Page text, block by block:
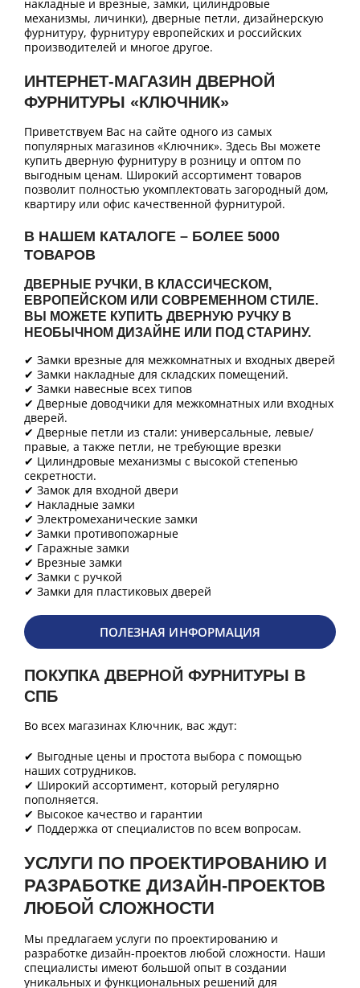
накладные и врезные, замки, цилиндровые
механизмы, личинки), дверные петли, дизайнерскую
фурнитуру, фурнитуру европейских и российских
производителей и многое другое.
ИНТЕРНЕТ-МАГАЗИН ДВЕРНОЙ
ФУРНИТУРЫ «КЛЮЧНИК»
Приветствуем Вас на сайте одного из самых
популярных магазинов «Ключник». Здесь Вы можете
купить дверную фурнитуру в розницу и оптом по
выгодным ценам. Широкий ассортимент товаров
позволит полностью укомплектовать загородный дом,
квартиру или офис качественной фурнитурой.
В НАШЕМ КАТАЛОГЕ – БОЛЕЕ 5000
ТОВАРОВ
ДВЕРНЫЕ РУЧКИ, В КЛАССИЧЕСКОМ,
ЕВРОПЕЙСКОМ ИЛИ СОВРЕМЕННОМ СТИЛЕ.
ВЫ МОЖЕТЕ КУПИТЬ ДВЕРНУЮ РУЧКУ В
НЕОБЫЧНОМ ДИЗАЙНЕ ИЛИ ПОД СТАРИНУ.
✔ Замки врезные для межкомнатных и входных дверей
✔ Замки накладные для складских помещений.
✔ Замки навесные всех типов
✔ Дверные доводчики для межкомнатных или входных
дверей.
✔ Дверные петли из стали: универсальные, левые/
правые, а также петли, не требующие врезки
✔ Цилиндровые механизмы с высокой степенью
секретности.
✔ Замок для входной двери
✔ Накладные замки
✔ Электромеханические замки
✔ Замки противопожарные
✔ Гаражные замки
✔ Врезные замки
✔ Замки с ручкой
✔ Замки для пластиковых дверей
ПОЛЕЗНАЯ ИНФОРМАЦИЯ
ПОКУПКА ДВЕРНОЙ ФУРНИТУРЫ В
СПБ
Во всех магазинах Ключник, вас ждут:
✔ Выгодные цены и простота выбора с помощью
наших сотрудников.
✔ Широкий ассортимент, который регулярно
пополняется.
✔ Высокое качество и гарантии
✔ Поддержка от специалистов по всем вопросам.
УСЛУГИ ПО ПРОЕКТИРОВАНИЮ И
РАЗРАБОТКЕ ДИЗАЙН-ПРОЕКТОВ
ЛЮБОЙ СЛОЖНОСТИ
Мы предлагаем услуги по проектированию и
разработке дизайн-проектов любой сложности. Наши
специалисты имеют большой опыт в создании
уникальных и функциональных решений для